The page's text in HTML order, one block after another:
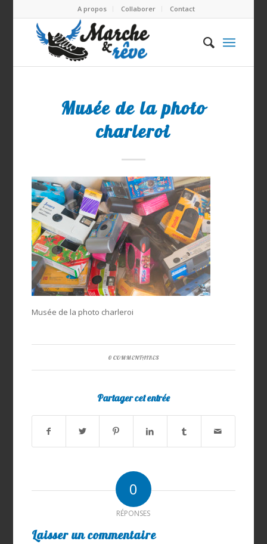
A propos Collaborer Contact
Musée de la photo
charleroi
Musée de la photo charleroi
0 COMMENTAIRES
Partager cet entrée
0
RÉPONSES
Laisser un commentaire